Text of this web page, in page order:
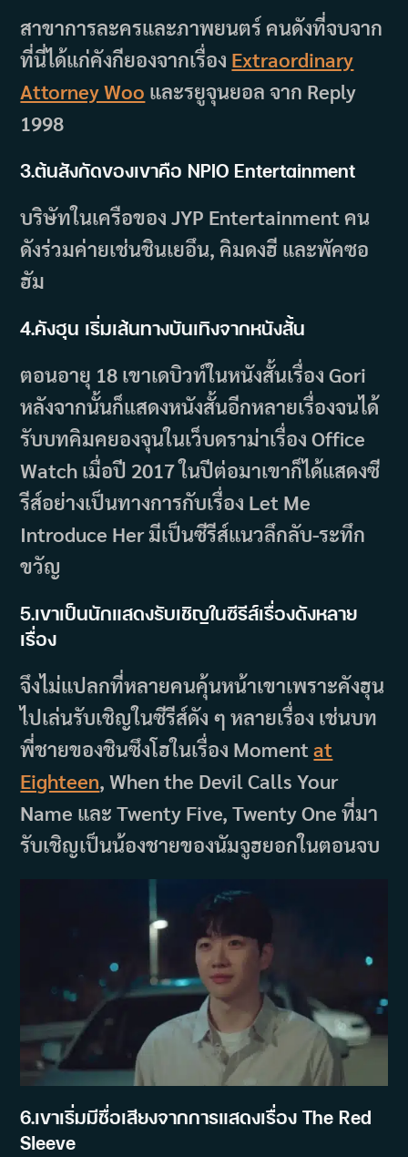
สาขาการละครและภาพยนตร์ คนดังที่จบจาก
ที่นี่ได้แก่คังกียองจากเรื่อง Extraordinary
Attorney Woo และรยูจุนยอล จาก Reply
1998
3.ต้นสังกัดของเขาคือ NPIO Entertainment
บริษัทในเครือของ JYP Entertainment คน
ดังร่วมค่ายเช่นชินเยอึน, คิมดงฮี และพัคซอ
ฮัม
4.คังฮุน เริ่มเส้นทางบันเทิงจากหนังสั้น
ตอนอายุ 18 เขาเดบิวท์ในหนังสั้นเรื่อง Gori
หลังจากนั้นก็แสดงหนังสั้นอีกหลายเรื่องจนได้
รับบทคิมคยองจุนในเว็บดราม่าเรื่อง Office
Watch เมื่อปี 2017 ในปีต่อมาเขาก็ได้แสดงซี
รีส์อย่างเป็นทางการกับเรื่อง Let Me
Introduce Her มีเป็นซีรีส์แนวลึกลับ-ระทึก
ขวัญ
5.เขาเป็นนักแสดงรับเชิญในซีรีส์เรื่องดังหลาย
เรื่อง
จึงไม่แปลกที่หลายคนคุ้นหน้าเขาเพราะคังฮุน
ไปเล่นรับเชิญในซีรีส์ดัง ๆ หลายเรื่อง เช่นบท
พี่ชายของชินซึงโฮในเรื่อง Momentat
Eighteen, When the Devil Calls Your
Name และ Twenty Five, Twenty One ที่มา
รับเชิญเป็นน้องชายของนัมจูฮยอกในตอนจบ
6.เขาเริ่มมีชื่อเสียงจากการแสดงเรื่อง The Red
Sleeve